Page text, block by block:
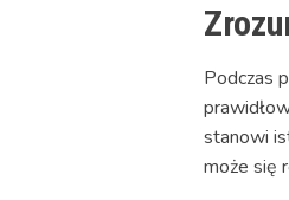
Podczas
stanowi
może się